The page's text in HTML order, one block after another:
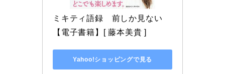
ミキティ語録　前しか見ない
【電子書籍】[ 藤本美貴 ]
Yahoo!ショッピングで見る